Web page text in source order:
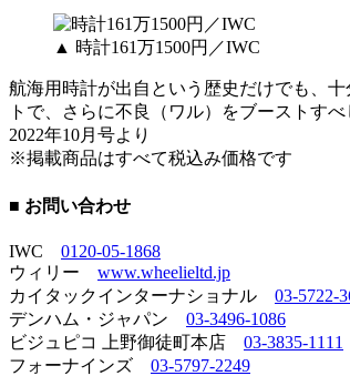
▲ 時計161万1500円／IWC
航海用時計が出自という歴史だけでも、
トで、さらに不良（ワル）をブーストすべ
2022年10月号より
※掲載商品はすべて税込み価格です
■ お問い合わせ
IWC 0120-05-1868
ウィリー www.wheelieltd.jp
カイタックインターナショナル 03-5722-
デンハム・ジャパン 03-3496-1086
ビジュピコ 上野御徒町本店 03-3835-1111
フォーナインズ 03-5797-2249